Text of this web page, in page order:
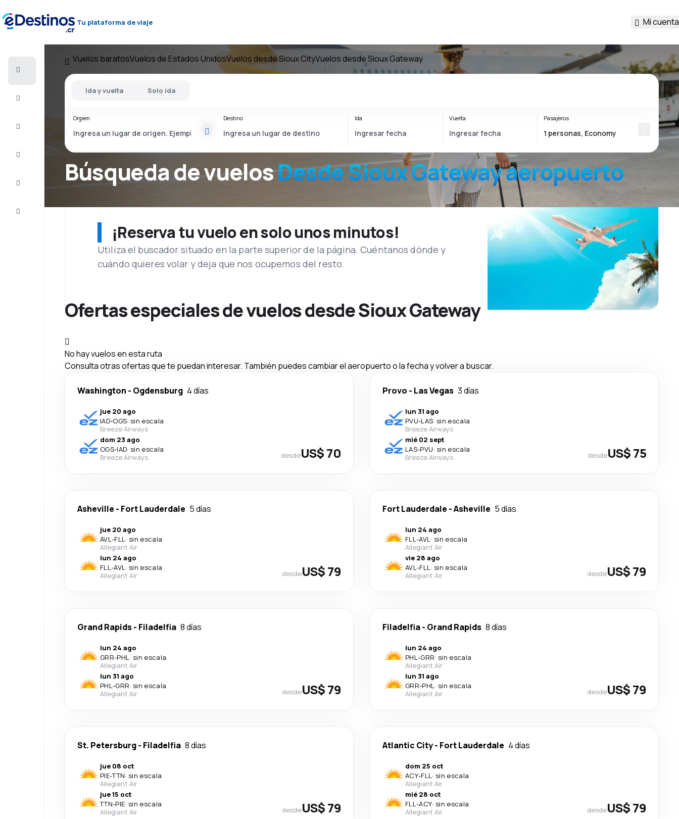
Tu plataforma de viaje Mi cuenta
Atención
Vuelos baratosVuelos de Estados UnidosVuelos desde Sioux CityVuelos desde Sioux Gateway
Búsqueda de vuelosDesdeSioux Gatewayaeropuerto
Ida y vuelta Solo ida
Orgien Destino Ida Vuelta Pasajeros
¡Reserva tu vuelo en solo unos minutos!
Utiliza el buscador situado en la parte superior de la página. Cuéntanos dónde y
cuándo quieres volar y deja que nos ocupemos del resto.
Ofertas especiales de vuelos desde Sioux Gateway
No hay vuelos en esta ruta
Consulta otras ofertas que te puedan interesar. También puedes cambiar el aeropuerto o la fecha y volver a buscar.
Washington - Ogdensburg 4 días
jue 20 ago
IAD-OGS· sin escala
Breeze Airways
dom 23 ago
OGS-IAD· sin escala
Breeze Airways
desdeUS$ 70
Provo - Las Vegas 3 días
lun 31 ago
PVU-LAS· sin escala
Breeze Airways
mié 02 sept
LAS-PVU· sin escala
Breeze Airways
desdeUS$ 75
Asheville - Fort Lauderdale 5 días
jue 20 ago
AVL-FLL· sin escala
Allegiant Air
lun 24 ago
FLL-AVL· sin escala
Allegiant Air
desdeUS$ 79
Fort Lauderdale -Asheville 5 días
lun 24 ago
FLL-AVL· sin escala
Allegiant Air
vie 28 ago
AVL-FLL· sin escala
Allegiant Air
desdeUS$ 79
Grand Rapids- Filadelfia 8 días
lun 24 ago
GRR-PHL· sin escala
Allegiant Air
lun 31 ago
PHL-GRR· sin escala
Allegiant Air
desdeUS$ 79
Filadelfia- Grand Rapids 8 días
lun 24 ago
PHL-GRR· sin escala
Allegiant Air
lun 31 ago
GRR-PHL· sin escala
Allegiant Air
desdeUS$ 79
St. Petersburg- Filadelfia 8 días
jue 08 oct
PIE-TTN· sin escala
Allegiant Air
jue 15 oct
TTN-PIE· sin escala
Allegiant Air
desdeUS$ 79
Atlantic City- Fort Lauderdale 4 días
dom 25 oct
ACY-FLL· sin escala
Allegiant Air
mié 28 oct
FLL-ACY· sin escala
Allegiant Air
desdeUS$ 79